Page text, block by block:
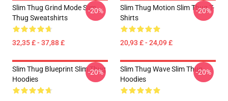
Slim Thug Grind Mode Slim
Thug Sweatshirts
32,35 £ - 37,88 £
-20%
Slim Thug Motion Slim Thug T-
Shirts
20,93 £ - 24,09 £
-20%
Slim Thug Blueprint Slim Thug
Hoodies
-20%
Slim Thug Wave Slim Thug
Hoodies
-20%